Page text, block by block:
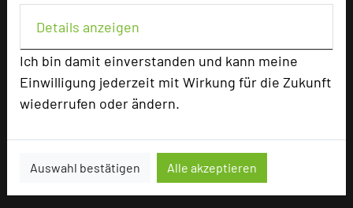
Details anzeigen
Ich bin damit einverstanden und kann meine
Einwilligung jederzeit mit Wirkung für die Zukunft
wiederrufen oder ändern.
Auswahl bestätigen Alle akzeptieren